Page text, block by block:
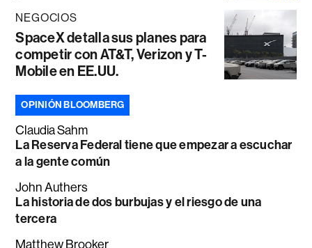
NEGOCIOS
SpaceX detalla sus planes para
competir con AT&T, Verizon y T-
Mobile en EE.UU.
OPINIÓN BLOOMBERG
Claudia Sahm
La Reserva Federal tiene que empezar a escuchar
a la gente común
John Authers
La historia de dos burbujas y el riesgo de una
tercera
Matthew Brooker